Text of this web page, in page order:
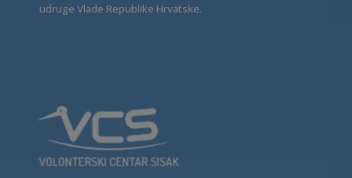
udruge Vlade Republike Hrvatske.